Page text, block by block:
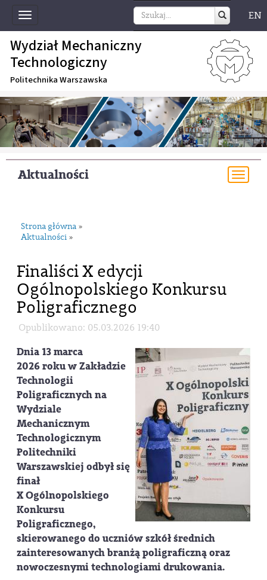
Toggle
navigation
EN
Wydział Mechaniczny
Technologiczny
Politechnika Warszawska
Aktualności
Strona główna »
Aktualności »
Finaliści X edycji
Ogólnopolskiego Konkursu
Poligraficznego
Opublikowano: 05.03.2026 19:40
Dnia 13 marca
2026 roku w Zakładzie
Technologii
Poligraficznych na
Wydziale
Mechanicznym
Technologicznym
Politechniki
Warszawskiej odbył się
finał
X Ogólnopolskiego
Konkursu
Poligraficznego,
skierowanego do uczniów szkół średnich
zainteresowanych branżą poligraficzną oraz
nowoczesnymi technologiami drukowania.